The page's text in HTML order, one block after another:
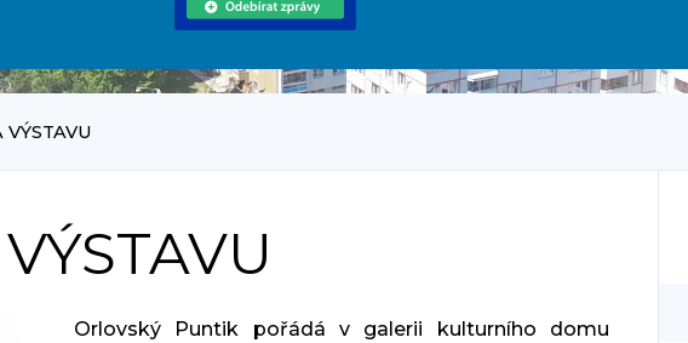
Orlovský Puntik pořádá v galerii kulturního domu